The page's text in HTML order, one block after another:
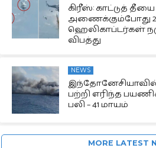
கிரீஸ்: காட்டுத் தீயை
அணைக்கும்போது
ஹெலிகாப்டர்கள்
விபத்து
NEWS
இந்தோனேசியாவில்
பற்றி எரிந்த
பலி – 41 மாயம்
MORE LATEST